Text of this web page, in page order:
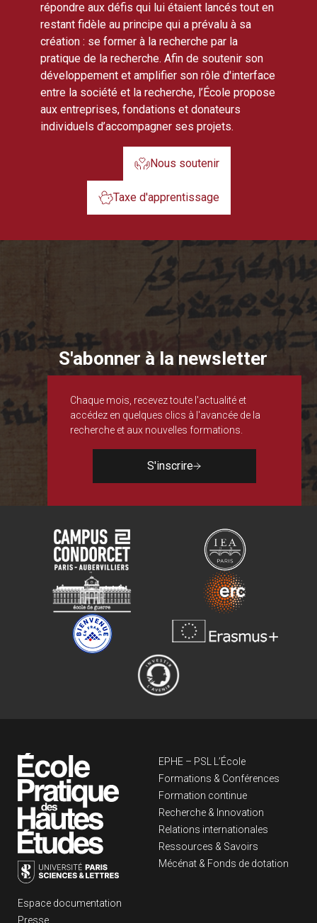
répondre aux défis qui lui étaient lancés tout en
restant fidèle au principe qui a prévalu à sa
création : se former à la recherche par la
pratique de la recherche. Afin de soutenir son
développement et amplifier son rôle d'interface
entre la société et la recherche, l’École propose
aux entreprises, fondations et donateurs
individuels d’accompagner ses projets.
Nous soutenir
Taxe d'apprentissage
S'abonner à la newsletter
Chaque mois, recevez toute l'actualité et
accédez en quelques clics à l'avancée de la
recherche et aux nouvelles formations.
S'inscrire
Navigation
EPHE – PSL L’École
Formations & Conférences
Formation continue
Recherche & Innovation
Relations internationales
Ressources & Savoirs
Mécénat & Fonds de dotation
Liens footer
Espace documentation
Presse